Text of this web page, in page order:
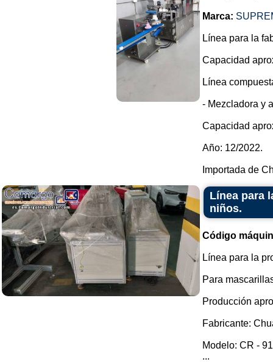
Marca:
Línea para la
Capacidad
Línea
- Mezcladora y
Capacidad
Año: 12/2022.
Importada de
Línea para
niños.
Código
Línea para la
Para
Producción
Fabricante:
Modelo: CR -
...